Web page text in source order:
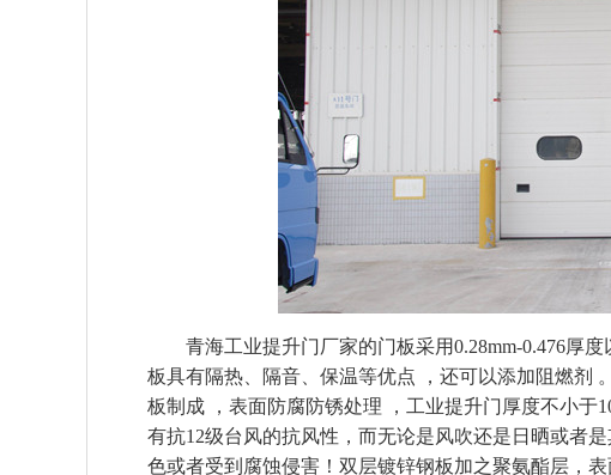
青海工业提升门厂家的门板采用0.28mm-0.476厚度
板具有隔热、隔音、保温等优点 ，还可以添加阻燃剂
板制成 ，表面防腐防锈处理 ，工业提升门厚度不小于
有抗12级台风的抗风性，而无论是风吹还是日晒或者
色或者受到腐蚀侵害！双层镀锌钢板加之聚氨酯层，